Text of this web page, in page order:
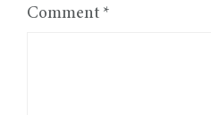
Comment *